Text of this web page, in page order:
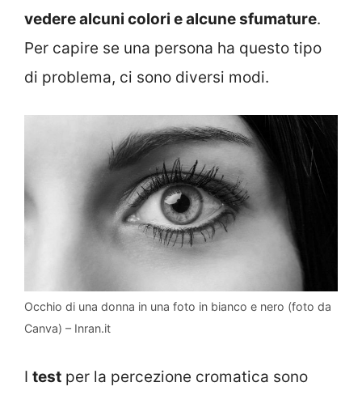
vedere alcuni colori e alcune sfumature.
Per capire se una persona ha questo tipo
di problema, ci sono diversi modi.
Occhio di una donna in una foto in bianco e nero (foto da
Canva) – Inran.it
I test per la percezione cromatica sono